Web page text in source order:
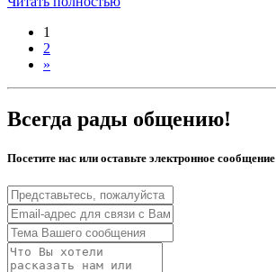
1
2
»
Всегда рады общению!
Посетите нас или оставьте электронное сообщение